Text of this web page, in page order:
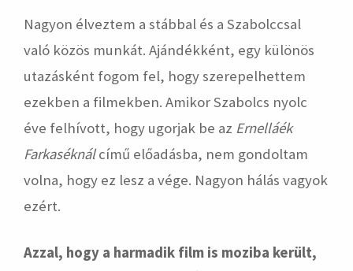
Nagyon élveztem a stábbal és a Szabolccsal
való közös munkát. Ajándékként, egy különös
utazásként fogom fel, hogy szerepelhettem
ezekben a filmekben. Amikor Szabolcs nyolc
éve felhívott, hogy ugorjak be az Ernelláék
Farkaséknálcímű előadásba, nem gondoltam
volna, hogy ez lesz a vége. Nagyon hálás vagyok
ezért.
Azzal, hogy a harmadik film is moziba került,